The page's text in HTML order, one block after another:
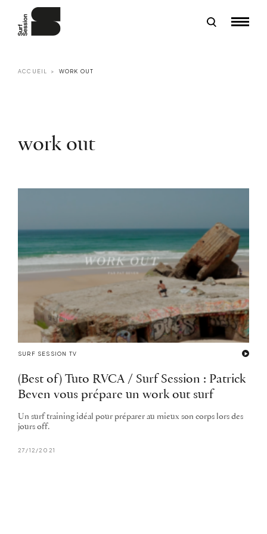
ACCUEIL WORK OUT
work out
SURF SESSION TV
(Best of) Tuto RVCA / Surf Session : Patrick
Beven vous prépare un work out surf
Un surf training idéal pour préparer au mieux son corps lors des
jours off.
27/12/2021